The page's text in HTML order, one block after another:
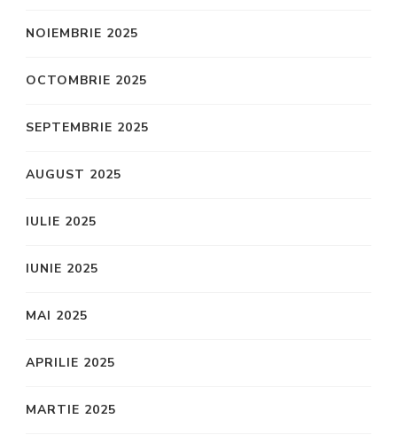
NOIEMBRIE 2025
OCTOMBRIE 2025
SEPTEMBRIE 2025
AUGUST 2025
IULIE 2025
IUNIE 2025
MAI 2025
APRILIE 2025
MARTIE 2025